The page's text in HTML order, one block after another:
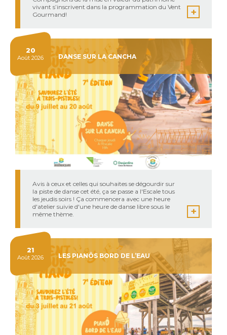
vivant s’inscrivent dans la programmation du Vent
Gourmand!
DANSE SUR LA CANCHA
20
Août 2026
Avis à ceux et celles qui souhaites se dégourdir sur
la piste de danse cet été, ça se passe a l'Escale tous
les jeudis soirs ! Ça commencera avec une heure
d'atelier suivie d'une heure de danse libre sous le
même thème.
LES PIANÔS BORD DE L’EAU
21
Août 2026